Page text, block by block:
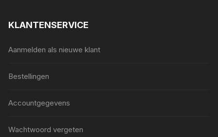
KLANTENSERVICE
Aanmelden als nieuwe klant
Bestellingen
Accountgegevens
Wachtwoord vergeten